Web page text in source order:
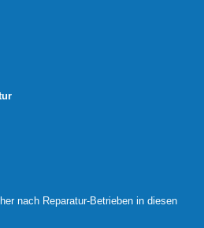
nach Reparatur-Betrieben in diesen